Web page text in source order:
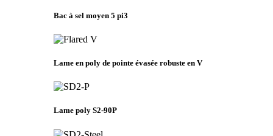
Bac à sel moyen 5 pi3
Lame en poly de pointe évasée robuste en V
Lame poly S2-90P